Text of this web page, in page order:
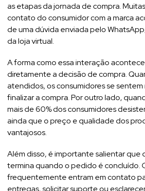
as etapas da jornada de compra.
contato do consumidor com a marca
de uma dúvida enviada pelo
da loja virtual.
A forma como essa interação
diretamente a decisão de compra.
atendidos, os consumidores se sentem
finalizar a compra. Por outro lado,
mais de 60% dos consumidores
ainda que o preço e qualidade dos
vantajosos.
Além disso, é importante salientar que
termina quando o pedido é concluído.
frequentemente entram em contato
entregas, solicitar suporte ou